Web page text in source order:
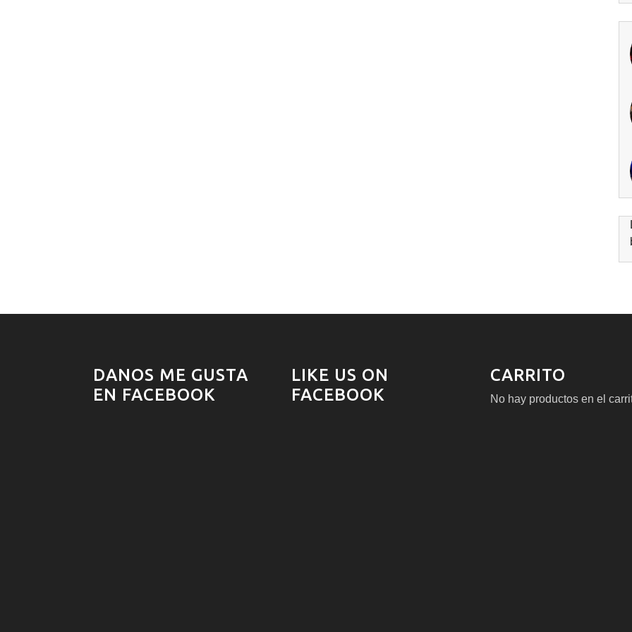
DANOS ME GUSTA
EN FACEBOOK
LIKE US ON
FACEBOOK
CARRITO
No hay productos en el